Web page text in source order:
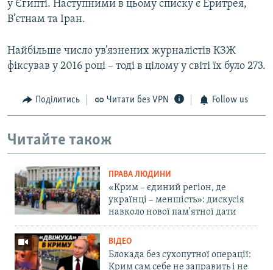
у Єгипті. Наступними в цьому списку є Еритрея,
В’єтнам та Іран.
Найбільше число ув’язнених журналістів КЗЖ
фіксував у 2016 році – тоді в цілому у світі їх було 273.
Поділитись Читати без VPN Follow us
Читайте також
ПРАВА ЛЮДИНИ
«Крим – єдиний регіон, де
українці – меншість»: дискусія
навколо нової пам'ятної дати
ВІДЕО
Блокада без сухопутної операції:
Крим сам себе не заправить і не